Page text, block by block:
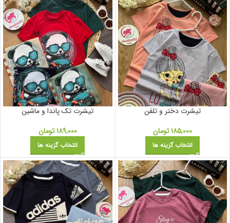
تیشرت دختر و تلفن
۱۸۵,۰۰۰تومان
انتخاب گزینه ها
تیشرت تک پاندا و ماشین
۱۸۹,۰۰۰تومان
انتخاب گزینه ها